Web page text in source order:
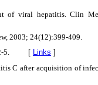
of viral hepatitis. Clin
2003; 24(12):399-409.
5. [ Links ]
C after acquisition of